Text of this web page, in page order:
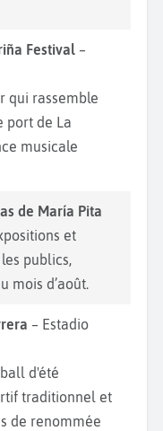
Festival –
qui rassemble
port de La
musicale
de María Pita
et
publics,
mois d’août.
– Estadio
d'été
traditionnel et
de renommée